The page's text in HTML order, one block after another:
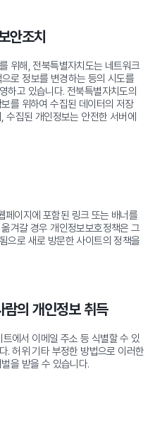
안조치
위해, 전북특별자치도는 네트워크
로 정보를 변경하는 등의 시도를
하고 있습니다. 전북특별자치도의
를 위하여 수집된 데이터의 저장
수집된 개인정보는 안전한 서버에
페이지에 포함된 링크 또는 배너를
겨갈 경우 개인정보보호정책은 그
으로 새로 방문한 사이트의 정책을
의 개인정보 취득
에서 이메일 주소 등 식별할 수 있
. 허위 기타 부정한 방법으로 이러한
을 받을 수 있습니다.